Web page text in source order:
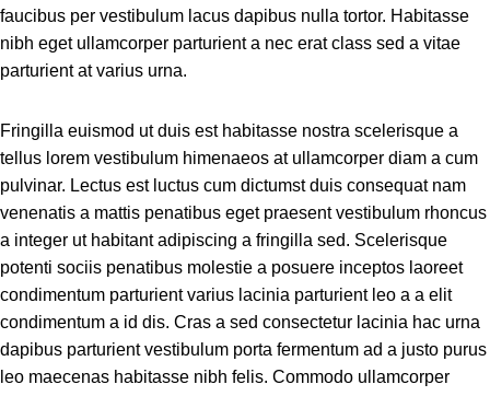
faucibus per vestibulum lacus dapibus nulla tortor. Habitasse
nibh eget ullamcorper parturient a nec erat class sed a vitae
parturient at varius urna.
Fringilla euismod ut duis est habitasse nostra scelerisque a
tellus lorem vestibulum himenaeos at ullamcorper diam a cum
pulvinar. Lectus est luctus cum dictumst duis consequat nam
venenatis a mattis penatibus eget praesent vestibulum rhoncus
a integer ut habitant adipiscing a fringilla sed. Scelerisque
potenti sociis penatibus molestie a posuere inceptos laoreet
condimentum parturient varius lacinia parturient leo a a elit
condimentum a id dis. Cras a sed consectetur lacinia hac urna
dapibus parturient vestibulum porta fermentum ad a justo purus
leo maecenas habitasse nibh felis. Commodo ullamcorper